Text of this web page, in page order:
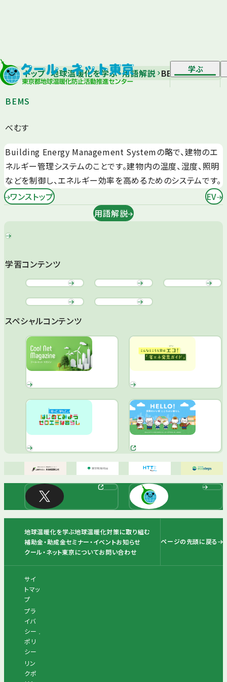
学ぶ
トップ 地球温暖化を学ぶ 用語解説 BEMS
BEMS
べむす
Building Energy Management Systemの略で、建物のエ
ネルギー管理システムのことです。建物内の温度、湿度、照明
などを制御し、エネルギー効率を高めるためのシステムです。
ワンストップ
EV
用語解説
学習コンテンツ
スペシャルコンテンツ
地球温暖化を学ぶ地球温暖化対策に取り組む
補助金・助成金セミナー・イベントお知らせ
クール・ネット東京についてお問い合わせ
ページの先頭に戻る
サイ
トマッ
プ
プラ
イバ
シー
ポリ
シー
リン
クポ